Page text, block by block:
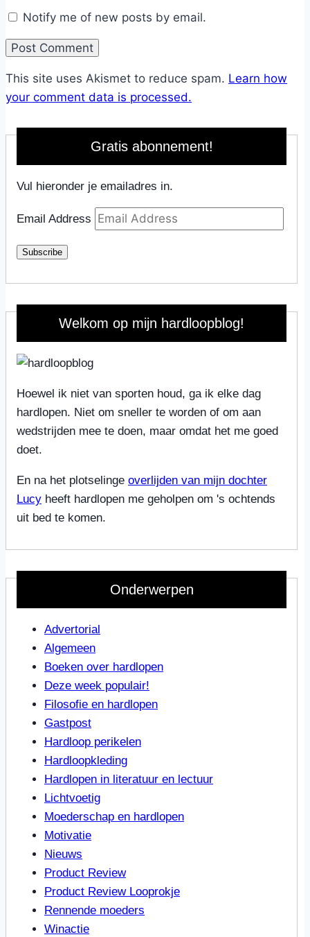
Notify me of new posts by email.
This site uses Akismet to reduce spam. Learn how
your comment data is processed.
Gratis abonnement!
Vul hieronder je emailadres in.
Email Address
Subscribe
Welkom op mijn hardloopblog!
Hoewel ik niet van sporten houd, ga ik elke dag
hardlopen. Niet om sneller te worden of om aan
wedstrijden mee te doen, maar omdat het me goed
doet.
En na het plotselinge overlijden van mijn dochter
Lucy heeft hardlopen me geholpen om 's ochtends
uit bed te komen.
Onderwerpen
Advertorial
Algemeen
Boeken over hardlopen
Deze week populair!
Filosofie en hardlopen
Gastpost
Hardloop perikelen
Hardloopkleding
Hardlopen in literatuur en lectuur
Lichtvoetig
Moederschap en hardlopen
Motivatie
Nieuws
Product Review
Product Review Looprokje
Rennende moeders
Winactie